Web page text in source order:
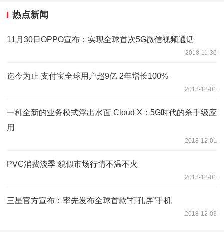
热点新闻
11月30日OPPO宣布：实现全球首次5G微信视频通话
2018-11-30
迄今为止 支付宝全球用户超9亿 2年增长100%
2018-12-01
一种全新的业务模式浮出水面 Cloud X：5G时代的杀手级应
用
2018-12-01
PVC消费淡季 貌似市场行情不温不火
2018-12-01
三星官方宣布：率先发布全球首款“打孔屏”手机
2018-12-03